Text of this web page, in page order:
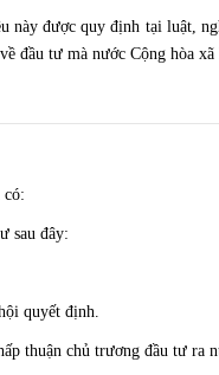
được quy định tại luật,
đầu tư mà nước Cộng hòa
có:
sau đây:
quyết định.
thuận chủ trương đầu tư ra